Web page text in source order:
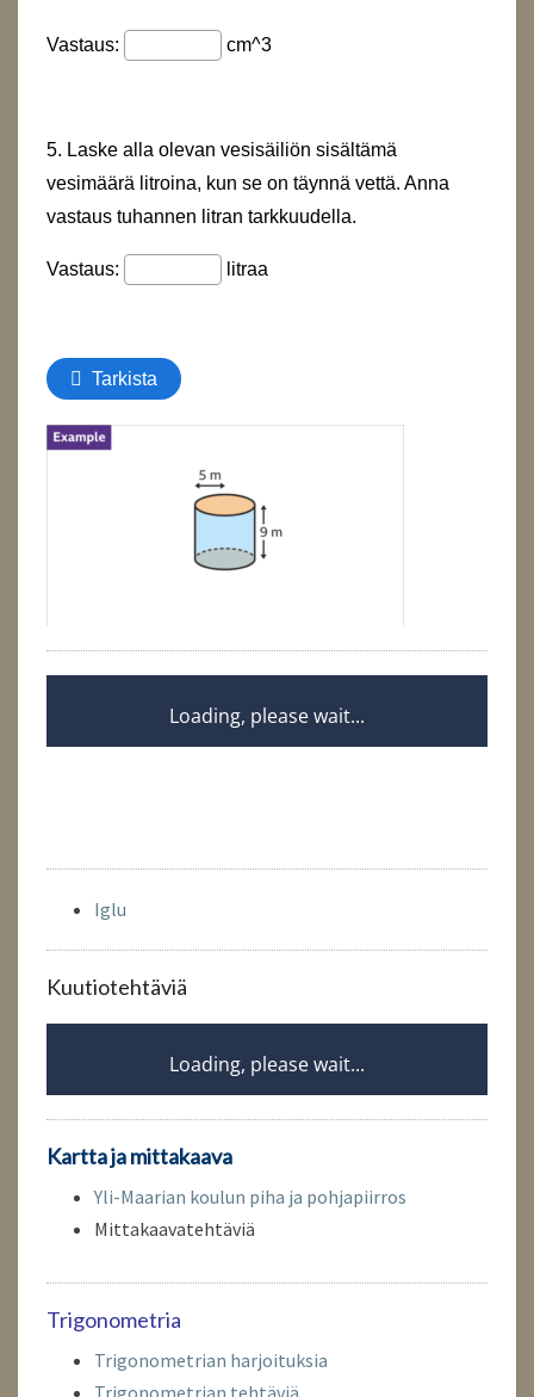
Iglu
Kuutiotehtäviä
Kartta ja mittakaava
Yli-Maarian koulun piha ja pohjapiirros
Mittakaavatehtäviä
Trigonometria
Trigonometrian harjoituksia
Trigonometrian tehtäviä